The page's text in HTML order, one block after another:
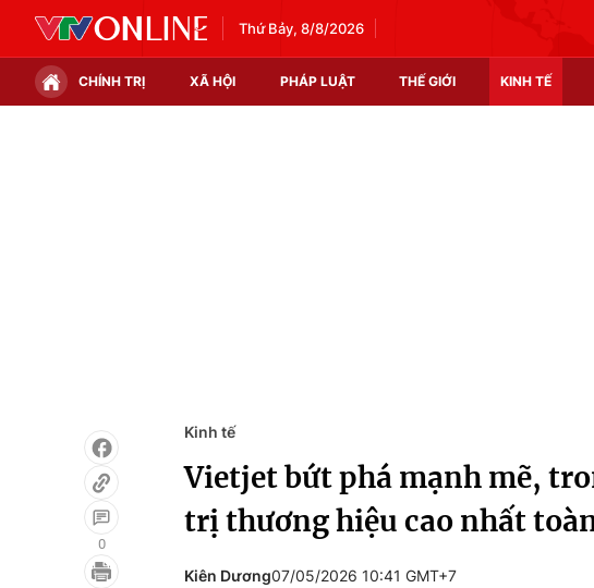
Thứ Bảy, 8/8/2026
CHÍNH TRỊ XÃ HỘI PHÁP LUẬT THẾ GIỚI KINH TẾ
0
Kinh tế
Vietjet bứt phá mạnh mẽ,
trị thương hiệu cao nhất
Kiên Dương07/05/2026 10:41 GMT+7